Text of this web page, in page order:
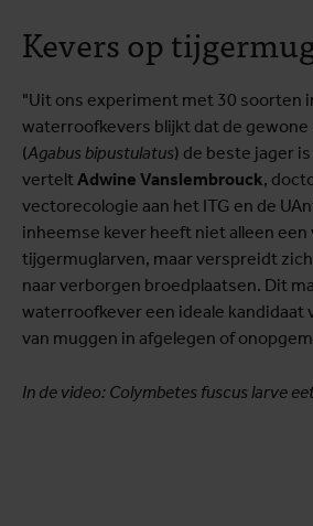
Kevers op
"Uit ons experiment met 30 soorten
waterroofkevers blijkt dat de
(Agabus bipustulatus) de beste jager
verteltAdwine Vanslembrouck,
vectorecologie aan het ITG en de
inheemse kever heeft niet alleen
tijgermuglarven, maar verspreidt
naar verborgen broedplaatsen. Dit
waterroofkever een ideale kandidaat
van muggen in afgelegen of
In de video: Colymbetes fuscus larve